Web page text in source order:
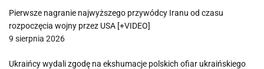
Pierwsze nagranie najwyższego przywódcy Iranu od czasu
rozpoczęcia wojny przez USA [+VIDEO]
9 sierpnia 2026
Ukraińcy wydali zgodę na ekshumacje polskich ofiar ukraińskiego